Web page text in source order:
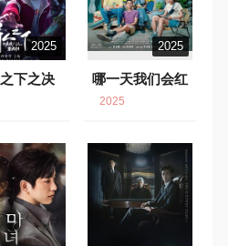
2025
下之决
游村
2025
哪一天我们会红
2025